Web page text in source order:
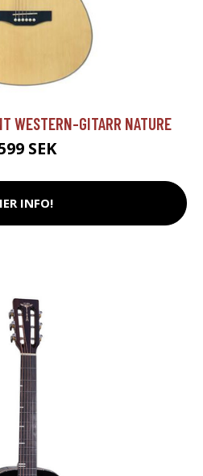
WESTERN-GITARR NATURE
SEK
INFO!